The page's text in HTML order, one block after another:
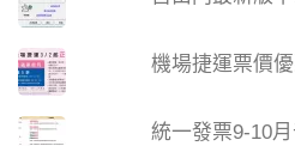
機場捷運票價
統一發票9-10